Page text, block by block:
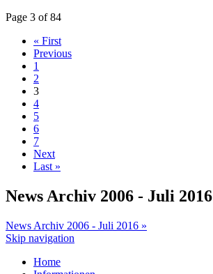
Page 3 of 84
« First
Previous
1
2
3
4
5
6
7
Next
Last »
News Archiv 2006 - Juli 2016
News Archiv 2006 - Juli 2016 »
Skip navigation
Home